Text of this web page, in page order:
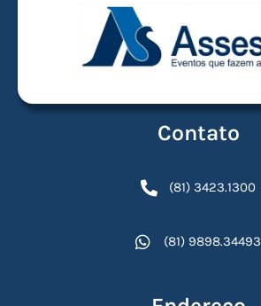
Contato
(81) 3423.1300
(81) 9898.34493